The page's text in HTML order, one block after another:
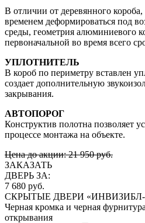
В отличии от деревянного
временем деформироваться под
среды, геометрия алюминиевого
первоначальной во время всего
УПЛОТНИТЕЛЬ
В короб по периметру вставлен
создает дополнительную
закрывания.
АВТОПОРОГ
Конструктив полотна позволяет
процессе монтажа на объекте.
Цена до акции: 21 950 руб.
ЗАКАЗАТЬ
ДВЕРЬ ЗА:
7 680 руб.
СКРЫТЫЕ ДВЕРИ «ИНВИЗИБЛ-
Черная кромка и черная
открывания